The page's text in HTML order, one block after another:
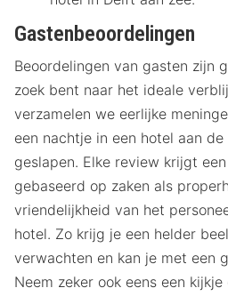
Gastenbeoordelingen
Beoordelingen van gasten zijn
zoek bent naar het ideale
verzamelen we eerlijke
een nachtje in een hotel aan
geslapen. Elke review krijgt
gebaseerd op zaken als
vriendelijkheid van het
hotel. Zo krijg je een helder
verwachten en kan je met een
Neem zeker ook eens een